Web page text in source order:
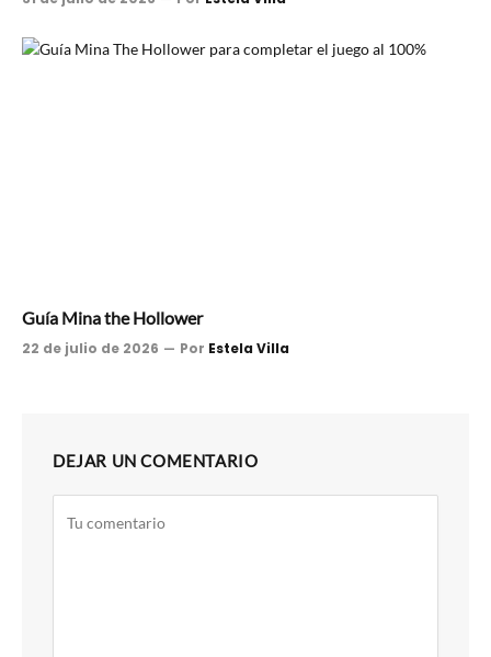
Guía Mina the Hollower
22 de julio de 2026 Por Estela Villa
DEJAR UN COMENTARIO